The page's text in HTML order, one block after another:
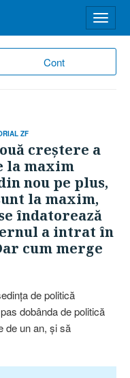
Cont
meniu
ZF
creştere a
la maxim
nou pe plus,
la maxim,
îndatorează
a intrat în
cum merge
de politică
dobânda de politică
de un an, şi să